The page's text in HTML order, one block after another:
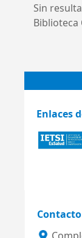
Sin
Biblioteca
Enlaces
Contacto